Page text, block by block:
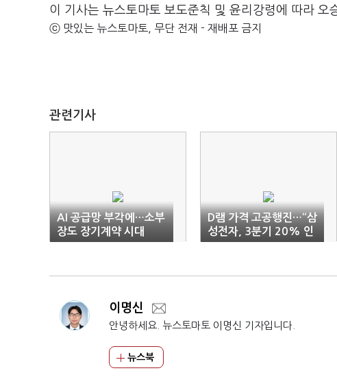
이 기사는 뉴스토마토 보도준칙 및 윤리강령에 따라 오
ⓒ 맛있는 뉴스토마토, 무단 전재 - 재배포 금지
관련기사
AI 공급망 부각에…소부
장도 장기계약 시대
D램 가격 고공행진…“삼
성전자, 3분기 20% 인
상 추진”
이명신
안녕하세요. 뉴스토마토 이명신 기자입니다.
뉴스북